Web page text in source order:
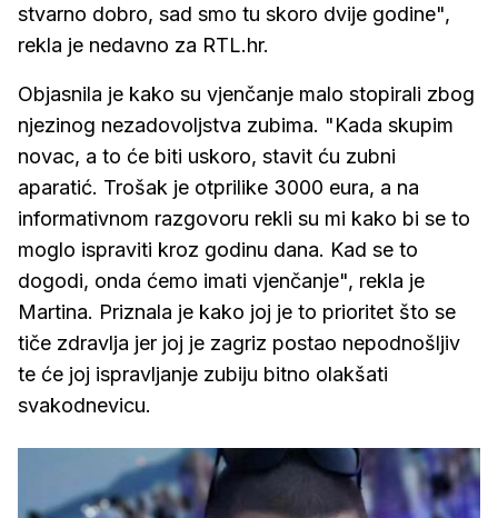
stvarno dobro, sad smo tu skoro dvije godine",
rekla je nedavno za RTL.hr.
Objasnila je kako su vjenčanje malo stopirali zbog
njezinog nezadovoljstva zubima. "Kada skupim
novac, a to će biti uskoro, stavit ću zubni
aparatić. Trošak je otprilike 3000 eura, a na
informativnom razgovoru rekli su mi kako bi se to
moglo ispraviti kroz godinu dana. Kad se to
dogodi, onda ćemo imati vjenčanje", rekla je
Martina. Priznala je kako joj je to prioritet što se
tiče zdravlja jer joj je zagriz postao nepodnošljiv
te će joj ispravljanje zubiju bitno olakšati
svakodnevicu.